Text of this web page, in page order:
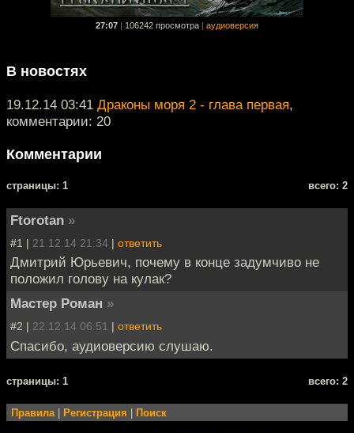
27:07 106242 просмотра аудиоверсия
В новостях
19.12.14 03:41 Драконы моря 2 - глава первая,
комментарии: 20
Комментарии
cтраницы: 1 всего: 2
Ftorotan »
#1 | 21.12.14 21:34 | ответить
Дмитрий Юрьевич, почему в конце задумчиво не
положил голову на кулак?
Мастер Роман »
#2 | 22.12.14 06:51 | ответить
Спасибо, аудиоверсию слушаю.
cтраницы: 1 всего: 2
Правила | Регистрация | Поиск